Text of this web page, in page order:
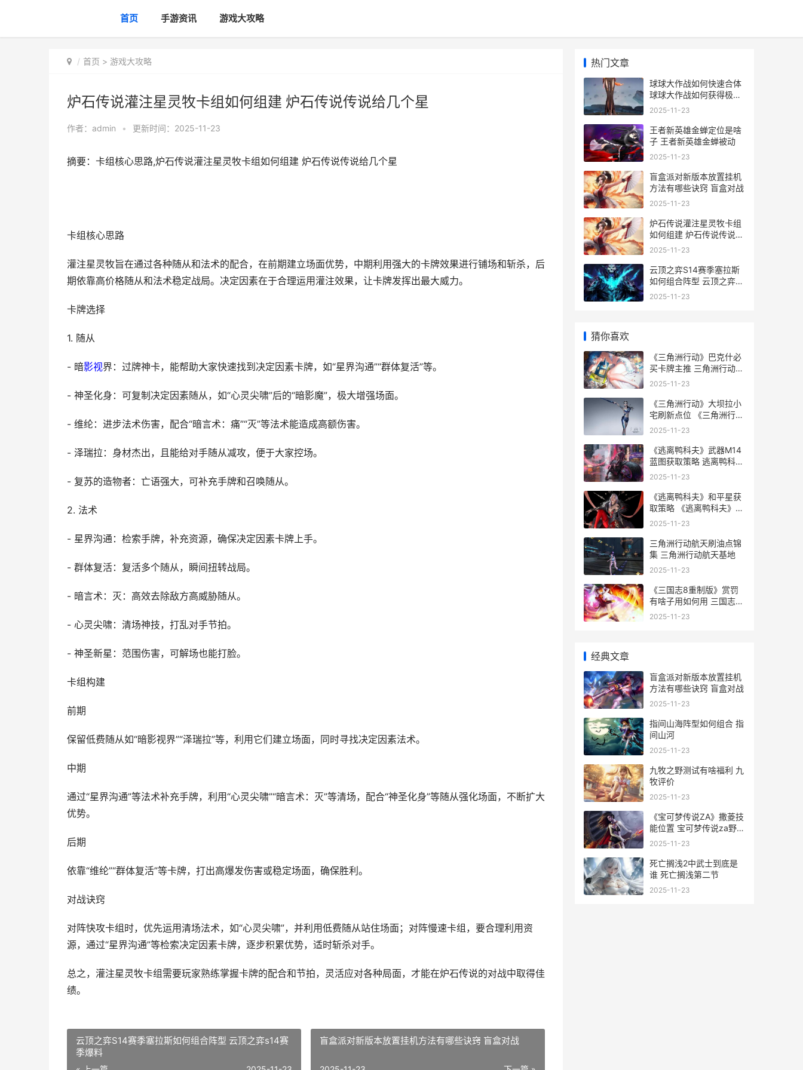
首页 手游资讯 游戏大攻略
首页 > 游戏大攻略
炉石传说灌注星灵牧卡组如何组建 炉石传说传说给几个星
作者： admin • 更新时间：2025-11-23
摘要：卡组核心思路,炉石传说灌注星灵牧卡组如何组建 炉石传说传说给几个星
卡组核心思路
灌注星灵牧旨在通过各种随从和法术的配合，在前期建立场面优势，中期利用强大的卡牌效果进行铺场和斩杀，后
期依靠高价格随从和法术稳定战局。决定因素在于合理运用灌注效果，让卡牌发挥出最大威力。
卡牌选择
1. 随从
- 暗影视界：过牌神卡，能帮助大家快速找到决定因素卡牌，如“星界沟通”“群体复活”等。
- 神圣化身：可复制决定因素随从，如“心灵尖啸”后的“暗影魔”，极大增强场面。
- 维纶：进步法术伤害，配合“暗言术：痛”“灭”等法术能造成高额伤害。
- 泽瑞拉：身材杰出，且能给对手随从减攻，便于大家控场。
- 复苏的造物者：亡语强大，可补充手牌和召唤随从。
2. 法术
- 星界沟通：检索手牌，补充资源，确保决定因素卡牌上手。
- 群体复活：复活多个随从，瞬间扭转战局。
- 暗言术：灭：高效去除敌方高威胁随从。
- 心灵尖啸：清场神技，打乱对手节拍。
- 神圣新星：范围伤害，可解场也能打脸。
卡组构建
前期
保留低费随从如“暗影视界”“泽瑞拉”等，利用它们建立场面，同时寻找决定因素法术。
中期
通过“星界沟通”等法术补充手牌，利用“心灵尖啸”“暗言术：灭”等清场，配合“神圣化身”等随从强化场面，不断扩大
优势。
后期
依靠“维纶”“群体复活”等卡牌，打出高爆发伤害或稳定场面，确保胜利。
对战诀窍
对阵快攻卡组时，优先运用清场法术，如“心灵尖啸”，并利用低费随从站住场面；对阵慢速卡组，要合理利用资
源，通过“星界沟通”等检索决定因素卡牌，逐步积累优势，适时斩杀对手。
总之，灌注星灵牧卡组需要玩家熟练掌握卡牌的配合和节拍，灵活应对各种局面，才能在炉石传说的对战中取得佳
绩。
云顶之弈S14赛季塞拉斯如何组合阵型 云顶之弈s14赛
季爆料
盲盒派对新版本放置挂机方法有哪些诀窍 盲盒对战
热门文章
球球大作战如何快速合体
球球大作战如何获得极品
光环
2025-11-23
王者新英雄金蝉定位是啥
子 王者新英雄金蝉被动
2025-11-23
盲盒派对新版本放置挂机
方法有哪些诀窍 盲盒对战
2025-11-23
炉石传说灌注星灵牧卡组
如何组建 炉石传说传说给
几个星
2025-11-23
云顶之弈S14赛季塞拉斯
如何组合阵型 云顶之弈
s14赛季爆料
2025-11-23
猜你喜欢
《三角洲行动》巴克什必
买卡牌主推 三角洲行动官
网
2025-11-23
《三角洲行动》大坝拉小
宅刷新点位 《三角洲行
动》GTI
2025-11-23
《逃离鸭科夫》武器M14
蓝图获取策略 逃离鸭科夫
攻略
2025-11-23
《逃离鸭科夫》和平星获
取策略 《逃离鸭科夫》官
网
2025-11-23
三角洲行动航天刷油点锦
集 三角洲行动航天基地
2025-11-23
《三国志8重制版》赏罚
有啥子用如何用 三国志8
重制版最强奇才
2025-11-23
经典文章
盲盒派对新版本放置挂机
方法有哪些诀窍 盲盒对战
2025-11-23
指间山海阵型如何组合 指
间山河
2025-11-23
九牧之野测试有啥福利 九
牧评价
2025-11-23
《宝可梦传说ZA》撒菱技
能位置 宝可梦传说za野生
特区图鉴
2025-11-23
死亡搁浅2中武士到底是
谁 死亡搁浅第二节
2025-11-23